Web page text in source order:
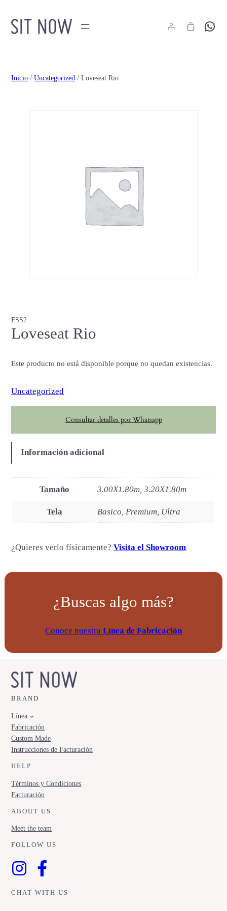
Hola
Inicio /Uncategorized / Loveseat Rio
FSS2
Loveseat Rio
Este producto no está disponible porque no quedan existencias.
Uncategorized
Consultar detalles por Whatsapp
Información adicional
Tamaño 3.00X1.80m, 3.20X1.80m
Tela Basico, Premium, Ultra
¿Quieres verlo físicamente?Visita el Showroom
¿Buscas algo más?
Conoce nuestra Línea de Fabricación
BRAND
Línea
Fabricación
Custom Made
Instrucciones de Facturación
HELP
Términos y Condiciones
Facturación
ABOUT US
Meet the team
FOLLOW US
CHAT WITH US